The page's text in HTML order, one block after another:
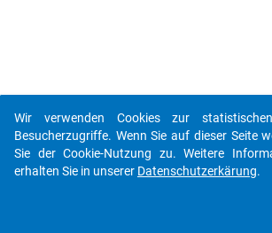
Wir verwenden Cookies zur
Besucherzugriffe. Wenn Sie auf dieser Seite
Sie der Cookie-Nutzung zu. Weitere
erhalten Sie in unserer Datenschutzerkärung.